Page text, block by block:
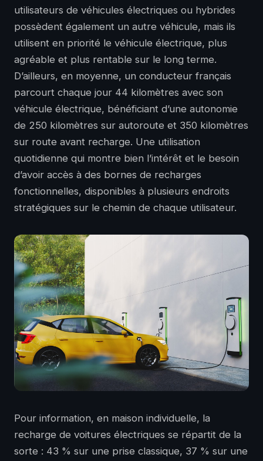
utilisateurs de véhicules électriques ou hybrides
possèdent également un autre véhicule, mais ils
utilisent en priorité le véhicule électrique, plus
agréable et plus rentable sur le long terme.
D’ailleurs, en moyenne, un conducteur français
parcourt chaque jour 44 kilomètres avec son
véhicule électrique, bénéficiant d’une autonomie
de 250 kilomètres sur autoroute et 350 kilomètres
sur route avant recharge. Une utilisation
quotidienne qui montre bien l’intérêt et le besoin
d’avoir accès à des bornes de recharges
fonctionnelles, disponibles à plusieurs endroits
stratégiques sur le chemin de chaque utilisateur.
Pour information, en maison individuelle, la
recharge de voitures électriques se répartit de la
sorte : 43 % sur une prise classique, 37 % sur une